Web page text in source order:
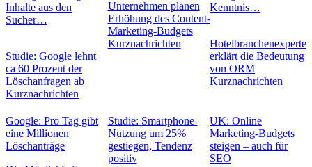
Inhalte aus den
Sucher…
Studie: Google lehnt
ca 60 Prozent der
Löschanfragen ab
Kurznachrichten
Unternehmen planen
Erhöhung des Content-
Marketing-Budgets
Kurznachrichten
Kenntnis…
Hotelbranchenexperte
erklärt die Bedeutung
von ORM
Kurznachrichten
Google: Pro Tag gibt
eine Millionen
Löschanträge
Studie: Smartphone-
Nutzung um 25%
gestiegen, Tendenz
positiv
UK: Online
Marketing-Budgets
steigen – auch für
SEO